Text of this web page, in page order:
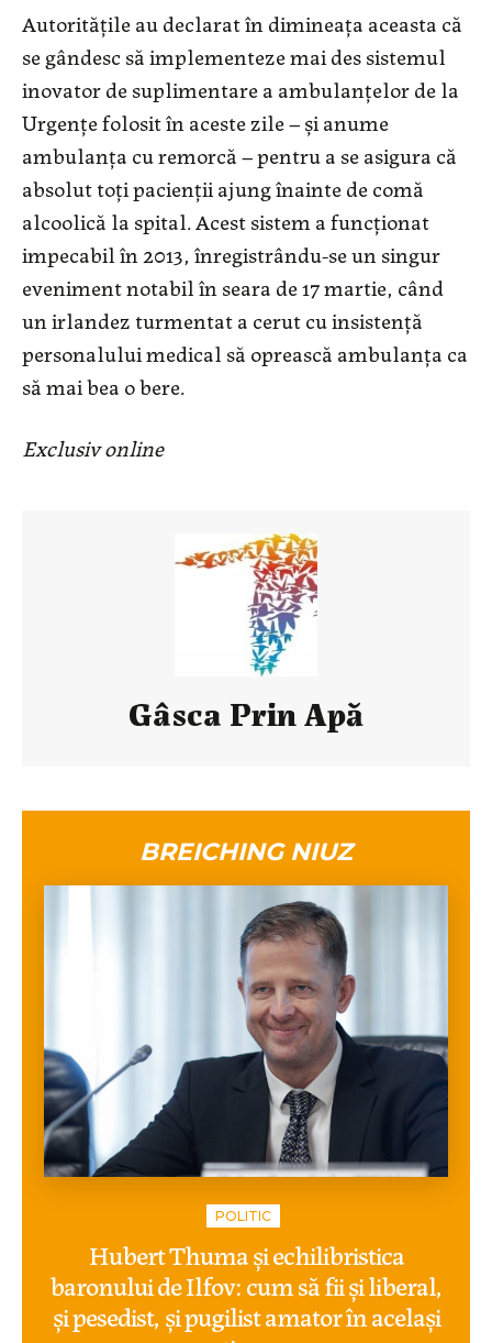
Autorităţile au declarat în dimineaţa aceasta că
se gândesc să implementeze mai des sistemul
inovator de suplimentare a ambulanţelor de la
Urgenţe folosit în aceste zile – şi anume
ambulanţa cu remorcă – pentru a se asigura că
absolut toţi pacienţii ajung înainte de comă
alcoolică la spital. Acest sistem a funcţionat
impecabil în 2013, înregistrându-se un singur
eveniment notabil în seara de 17 martie, când
un irlandez turmentat a cerut cu insistenţă
personalului medical să oprească ambulanţa ca
să mai bea o bere.
Exclusiv online
Gâsca Prin Apă
BREICHING NIUZ
POLITIC
Hubert Thuma și echilibristica
baronului de Ilfov: cum să fii și liberal,
și pesedist, și pugilist amator în același